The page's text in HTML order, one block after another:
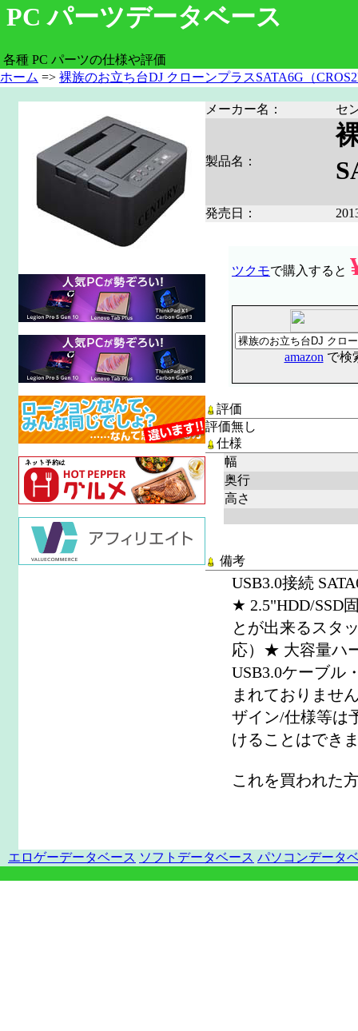
PC パーツデータベース
各種 PC パーツの仕様や評価
ホーム => 裸族のお立ち台DJ クローンプラスSATA6G（
メーカー名： セ
製品名：
発売日：
ツクモで購入すると
amazon で検
評価
評価無し
仕様
幅
奥行
高さ
備考
USB3.0接続
★ 2.5"HDD/SSD
とが出来るスタ
応）★ 大容量ハ
USB3.0ケーブル
まれておりませ
ザイン/仕様等は
けることはでき
これを買われた
エロゲーデータベース ソフトデータベース パソコンデータ